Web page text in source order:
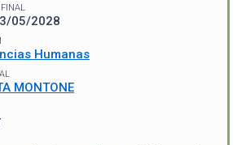
05/2028
Humanas
MONTONE